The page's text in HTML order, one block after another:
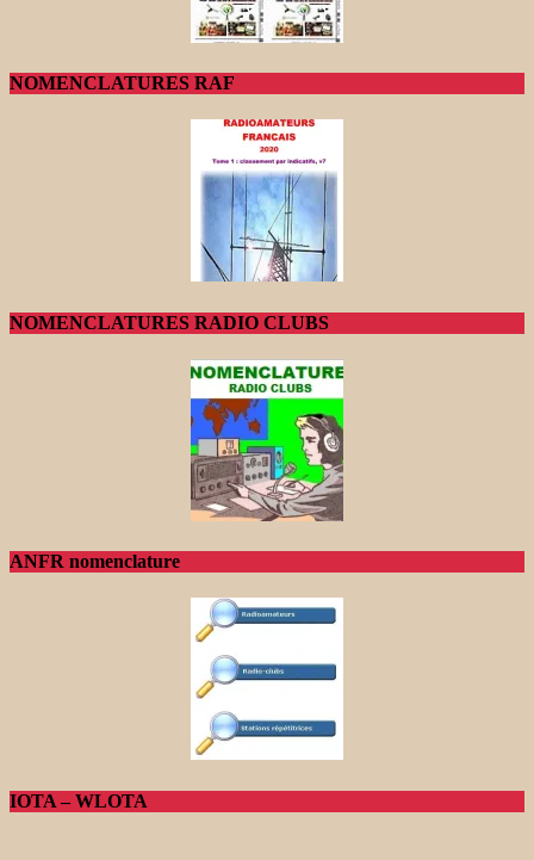
NOMENCLATURES RAF
NOMENCLATURES RADIO CLUBS
ANFR nomenclature
IOTA – WLOTA